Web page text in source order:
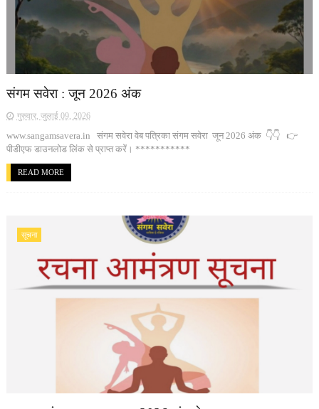
संगम सवेरा : जून 2026 अंक
गुरुवार, जुलाई 09, 2026
www.sangamsavera.in संगम सवेरा वेब पत्रिका संगम सवेरा जून 2026 अंक 👇👇 👉
पीडीएफ डाउनलोड लिंक से प्राप्त करें। ***********
READ MORE
सूचना